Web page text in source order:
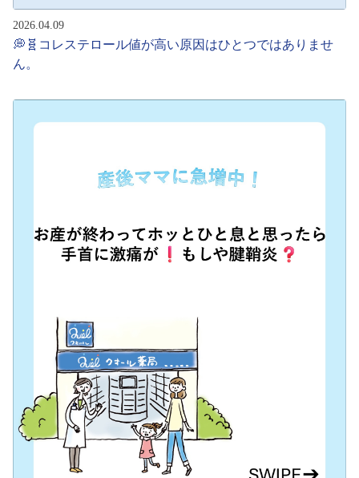
2026.04.09
💭🧬コレステロール値が高い原因はひとつではありませ
ん。